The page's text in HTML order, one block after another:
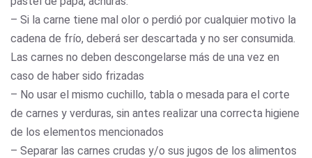
– Si la carne tiene mal olor o perdió por cualquier motivo la
cadena de frío, deberá ser descartada y no ser consumida.
Las carnes no deben descongelarse más de una vez en
caso de haber sido frizadas
– No usar el mismo cuchillo, tabla o mesada para el corte
de carnes y verduras, sin antes realizar una correcta higiene
de los elementos mencionados
– Separar las carnes crudas y/o sus jugos de los alimentos